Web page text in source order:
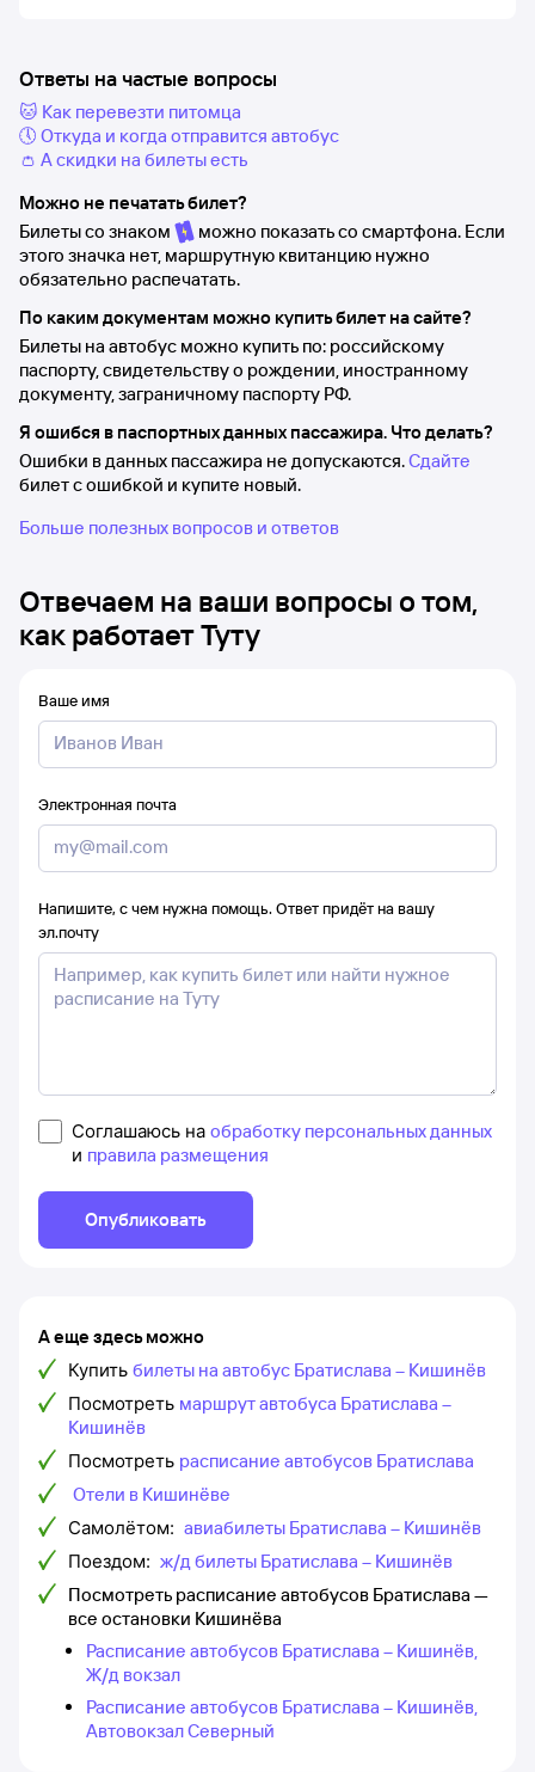
Ответы на частые вопросы
🐱 Как перевезти питомца
🕔 Откуда и когда отправится автобус
👛 А скидки на билеты есть
Можно не печатать билет?
Билеты со знаком
можно показать со смартфона. Если
этого значка нет, маршрутную квитанцию нужно
обязательно распечатать.
По каким документам можно купить билет на сайте?
Билеты на автобус можно купить по: российскому
паспорту, свидетельству о рождении, иностранному
документу, заграничному паспорту РФ.
Я ошибся в паспортных данных пассажира. Что делать?
Ошибки в данных пассажира не допускаются.Сдайте
билет с ошибкой и купите новый.
Больше полезных вопросов и ответов
Отвечаем на ваши вопросы о том,
как работает Туту
Ваше имя
Электронная почта
Напишите, с чем нужна помощь. Ответ придёт на вашу
эл.почту
Соглашаюсь на обработку персональных данных
и правила размещения
Опубликовать
А еще здесь можно
Купить билеты на автобус Братислава – Кишинёв
Посмотреть маршрут автобуса Братислава –
Кишинёв
Посмотреть расписание автобусов Братислава
Отели в Кишинёве
Самолётом: авиабилеты Братислава – Кишинёв
Поездом: ж/д билеты Братислава – Кишинёв
Посмотреть расписание автобусов Братислава —
все остановки Кишинёва
Расписание автобусов Братислава – Кишинёв,
Ж/д вокзал
Расписание автобусов Братислава – Кишинёв,
Автовокзал Северный